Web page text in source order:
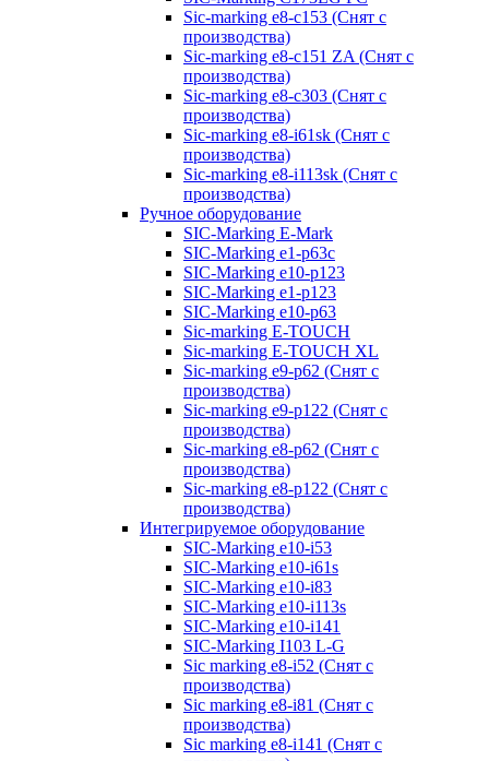
Sic-marking e8-c153 (Снят с
производства)
Sic-marking e8-c151 ZA (Снят с
производства)
Sic-marking e8-c303 (Снят с
производства)
Sic-marking e8-i61sk (Снят с
производства)
Sic-marking e8-i113sk (Снят с
производства)
Ручное оборудование
SIC-Marking E-Mark
SIC-Marking e1-p63с
SIC-Marking e10-p123
SIC-Marking e1-p123
SIC-Marking e10-p63
Sic-marking E-TOUCH
Sic-marking E-TOUCH XL
Sic-marking e9-p62 (Снят с
производства)
Sic-marking e9-p122 (Снят с
производства)
Sic-marking e8-p62 (Снят с
производства)
Sic-marking e8-p122 (Снят с
производства)
Интегрируемое оборудование
SIC-Marking e10-i53
SIC-Marking e10-i61s
SIC-Marking e10-i83
SIC-Marking e10-i113s
SIC-Marking e10-i141
SIC-Marking I103 L-G
Sic marking e8-i52 (Снят с
производства)
Sic marking e8-i81 (Снят с
производства)
Sic marking e8-i141 (Снят с